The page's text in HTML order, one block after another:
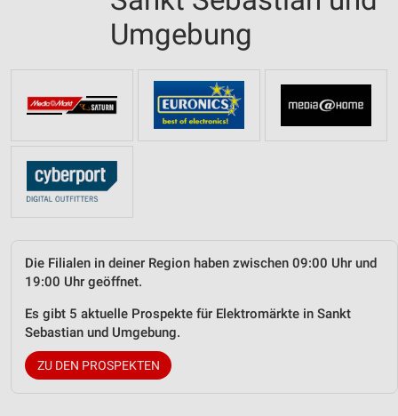
Umgebung
Die Filialen in deiner Region haben zwischen 09:00 Uhr und
19:00 Uhr geöffnet.
Es gibt 5 aktuelle Prospekte für Elektromärkte in Sankt
Sebastian und Umgebung.
ZU DEN PROSPEKTEN